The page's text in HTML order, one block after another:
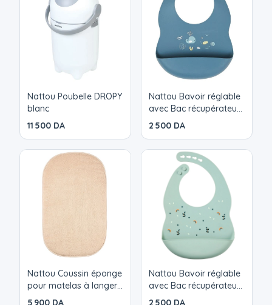
poubelle pratique, par exemple dans la salle de
bains !
Nattou Poubelle DROPY
blanc
11 500 DA
Nattou Bavoir réglable
avec Bac récupérateur
Silicone bleu
2 500 DA
Nattou Coussin éponge
pour matelas à langer
Softy
5 900 DA
Nattou Bavoir réglable
avec Bac récupérateur
Silicone verts
2 500 DA